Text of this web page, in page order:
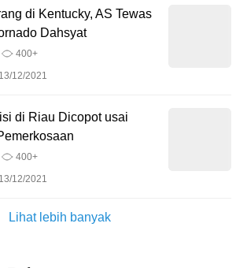
di Kentucky, AS Tewas
Dahsyat
400+
13/12/2021
di Riau Dicopot usai
400+
13/12/2021
Lihat lebih banyak